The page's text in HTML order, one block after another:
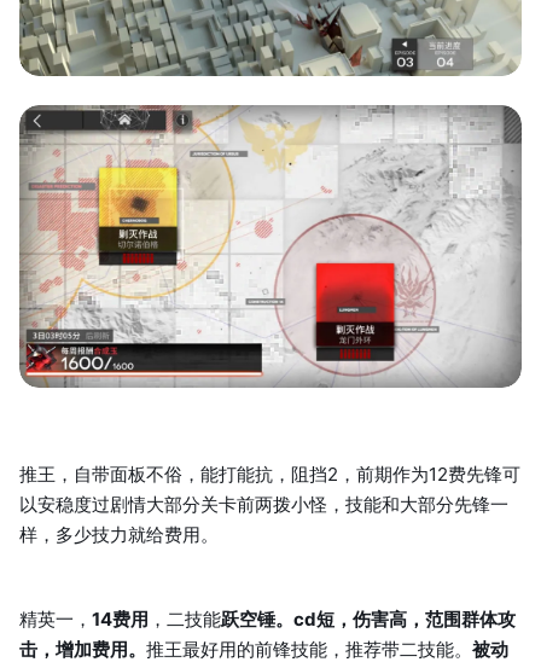
推王，自带面板不俗，能打能抗，阻挡2，前期作为12费先锋可
以安稳度过剧情大部分关卡前两拨小怪，技能和大部分先锋一
样，多少技力就给费用。
精英一， 14费用 ，二技能跃空锤。cd短，伤害高，范围群体攻
击，增加费用。 推王最好用的前锋技能，推荐带二技能。 被动